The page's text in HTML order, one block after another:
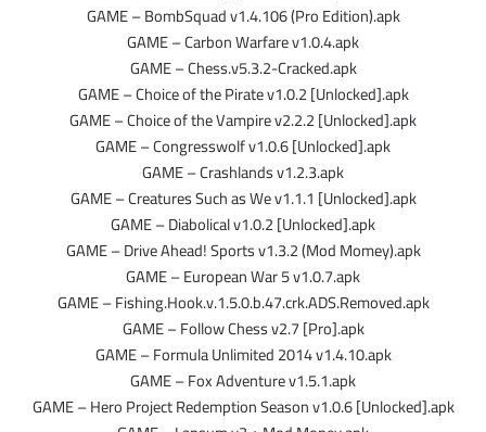
GAME – BombSquad v1.4.106 (Pro Edition).apk
GAME – Carbon Warfare v1.0.4.apk
GAME – Chess.v5.3.2-Cracked.apk
GAME – Choice of the Pirate v1.0.2 [Unlocked].apk
GAME – Choice of the Vampire v2.2.2 [Unlocked].apk
GAME – Congresswolf v1.0.6 [Unlocked].apk
GAME – Crashlands v1.2.3.apk
GAME – Creatures Such as We v1.1.1 [Unlocked].apk
GAME – Diabolical v1.0.2 [Unlocked].apk
GAME – Drive Ahead! Sports v1.3.2 (Mod Momey).apk
GAME – European War 5 v1.0.7.apk
GAME – Fishing.Hook.v.1.5.0.b.47.crk.ADS.Removed.apk
GAME – Follow Chess v2.7 [Pro].apk
GAME – Formula Unlimited 2014 v1.4.10.apk
GAME – Fox Adventure v1.5.1.apk
GAME – Hero Project Redemption Season v1.0.6 [Unlocked].apk